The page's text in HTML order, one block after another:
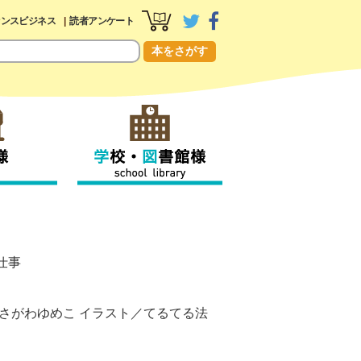
スビジネス 読者アンケート
本をさがす
事
さがわゆめこ イラスト／てるてる法